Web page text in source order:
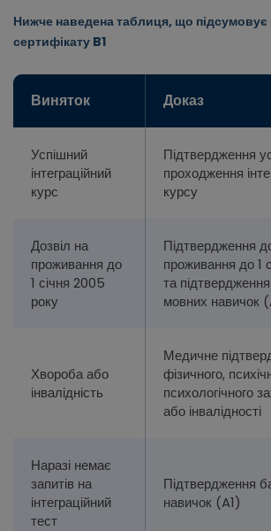
Нижче наведена таблиця, що підсумовує
сертифікату B1
Виняток Доказ
Успішний
інтеграційний
курс
Підтвердження
проходження
курсу
Дозвіл на
проживання до
1 січня 2005
року
Підтвердження
проживання до 1
та
мовних навичок
Хвороба або
інвалідність
Медичне
фізичного,
психологічного
або інвалідності
Наразі немає
запитів на
інтеграційний
тест
Підтвердження
навичок (A1)